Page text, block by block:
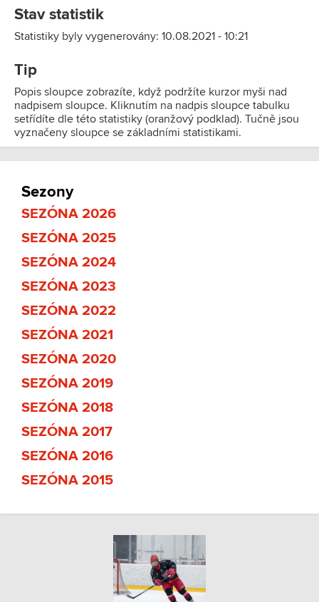
Stav statistik
Statistiky byly vygenerovány: 10.08.2021 - 10:21
Tip
Popis sloupce zobrazíte, když podržíte kurzor myši nad
nadpisem sloupce. Kliknutím na nadpis sloupce tabulku
setřídíte dle této statistiky (oranžový podklad). Tučně jsou
vyznačeny sloupce se základními statistikami.
Sezony
SEZÓNA 2026
SEZÓNA 2025
SEZÓNA 2024
SEZÓNA 2023
SEZÓNA 2022
SEZÓNA 2021
SEZÓNA 2020
SEZÓNA 2019
SEZÓNA 2018
SEZÓNA 2017
SEZÓNA 2016
SEZÓNA 2015